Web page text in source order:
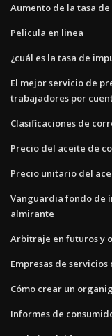
Aumento de la tasa
Pelicula en linea
¿cuál es la tasa de
El mejor servicio de
trabajadores por
Clasificaciones de
Precio del aceite de
Precio unitario del
Vanguardia fondo de
almirante
Arbitraje en futuros y
Empresas de
Cómo crear un
Informes de